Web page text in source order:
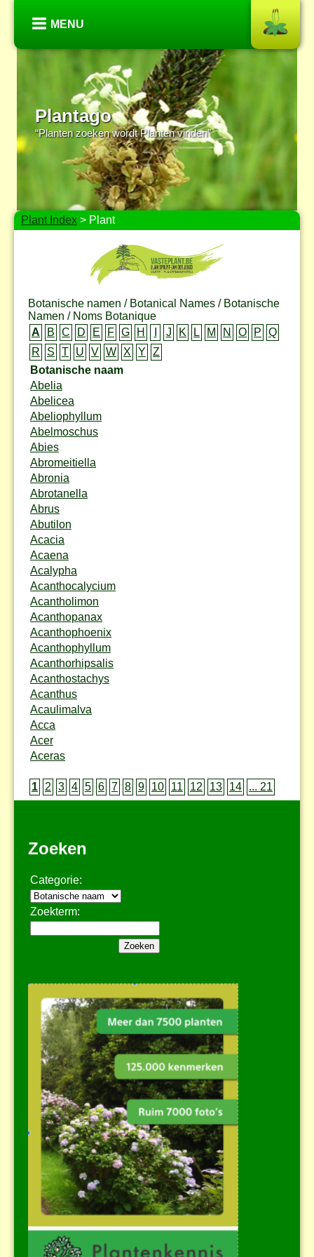
MENU
Plantago
“Planten zoeken wordt Planten vinden”
Plant Index > Plant
Botanische namen / Botanical Names / Botanische
Namen / Noms Botanique
A
B C D E F G H J K L M N O P
Q
R
S T U V W X Y
Z
Botanische naam
Abelia
Abelicea
Abeliophyllum
Abelmoschus
Abies
Abromeitiella
Abronia
Abrotanella
Abrus
Abutilon
Acacia
Acaena
Acalypha
Acanthocalycium
Acantholimon
Acanthopanax
Acanthophoenix
Acanthophyllum
Acanthorhipsalis
Acanthostachys
Acanthus
Acaulimalva
Acca
Acer
Aceras
1 2 3 4 5 6 7 8 9 10 11 12 13 14 ... 21
Zoeken
Categorie:
Zoekterm: